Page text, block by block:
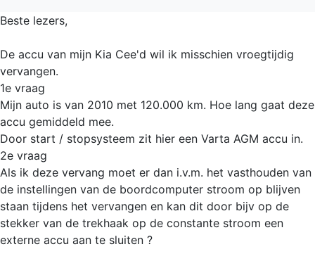
Beste lezers,
De accu van mijn Kia Cee'd wil ik misschien vroegtijdig
vervangen.
1e vraag
Mijn auto is van 2010 met 120.000 km. Hoe lang gaat deze
accu gemiddeld mee.
Door start / stopsysteem zit hier een Varta AGM accu in.
2e vraag
Als ik deze vervang moet er dan i.v.m. het vasthouden van
de instellingen van de boordcomputer stroom op blijven
staan tijdens het vervangen en kan dit door bijv op de
stekker van de trekhaak op de constante stroom een
externe accu aan te sluiten ?